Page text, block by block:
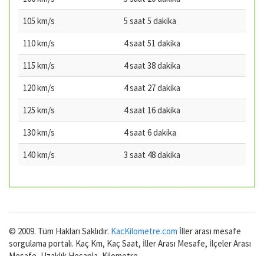
105 km/s
5 saat 5 dakika
110 km/s
4 saat 51 dakika
115 km/s
4 saat 38 dakika
120 km/s
4 saat 27 dakika
125 km/s
4 saat 16 dakika
130 km/s
4 saat 6 dakika
140 km/s
3 saat 48 dakika
© 2009. Tüm Hakları Saklıdır. KacKilometre.com İller arası mesafe
sorgulama portalı. Kaç Km, Kaç Saat, İller Arası Mesafe, İlçeler Arası